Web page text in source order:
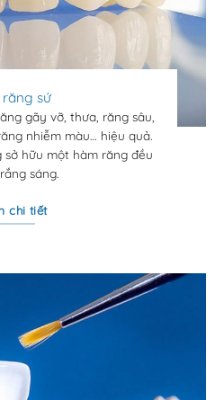
răng sứ
gãy vỡ, thưa, răng sâu,
nhiễm màu… hiệu quả.
sở hữu một hàm răng đều
sáng.
chi tiết